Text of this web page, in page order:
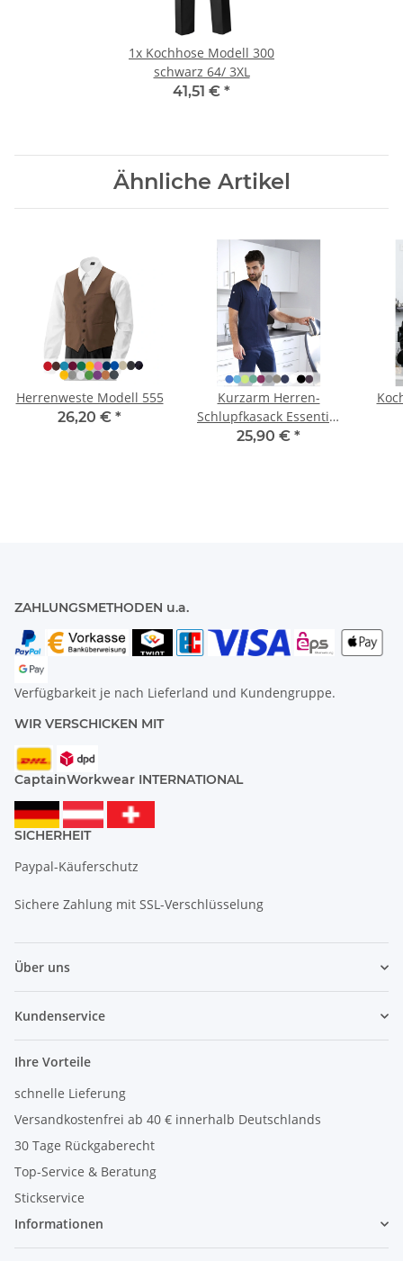
1x Kochhose Modell 300
schwarz 64/ 3XL
41,51 € *
Ähnliche Artikel
Herrenweste Modell 555
26,20 € *
Kurzarm Herren-
Schlupfkasack Essential
Modell KS65
25,90 € *
ZAHLUNGSMETHODEN u.a.
Verfügbarkeit je nach Lieferland und Kundengruppe.
WIR VERSCHICKEN MIT
CaptainWorkwear INTERNATIONAL
SICHERHEIT
Paypal-Käuferschutz
Sichere Zahlung mit SSL-Verschlüsselung
Über uns
Kundenservice
Ihre Vorteile
schnelle Lieferung
Versandkostenfrei ab 40 € innerhalb Deutschlands
30 Tage Rückgaberecht
Top-Service & Beratung
Stickservice
Informationen